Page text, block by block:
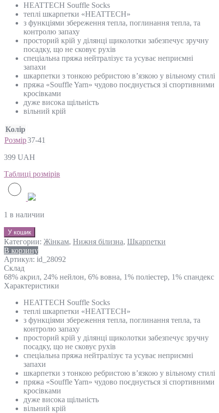
HEATTECH Souffle Socks
теплі шкарпетки «HEATTECH»
з функціями збереження тепла, поглинання тепла, та
контролю запаху
просторий крій у ділянці щиколотки забезпечує зручну
посадку, що не сковує рухів
спеціальна пряжа нейтралізує та усуває неприємні
запахи
шкарпетки з тонкою ребристою в’язкою у вільному стилі
пряжа «Souffle Yarn» чудово поєднується зі спортивними
кросівками
дуже висока щільність
вільний крій
Колір
Розмір37-41
399 UAH
Таблиці розмірів
1 в наличии
У кошик
Категории: Жінкам, Нижня білизна, Шкарпетки
В корзину
Артикул: id_28092
Склад
68% акрил, 24% нейлон, 6% вовна, 1% поліестер, 1% спандекс
Характеристики
HEATTECH Souffle Socks
теплі шкарпетки «HEATTECH»
з функціями збереження тепла, поглинання тепла, та
контролю запаху
просторий крій у ділянці щиколотки забезпечує зручну
посадку, що не сковує рухів
спеціальна пряжа нейтралізує та усуває неприємні
запахи
шкарпетки з тонкою ребристою в’язкою у вільному стилі
пряжа «Souffle Yarn» чудово поєднується зі спортивними
кросівками
дуже висока щільність
вільний крій